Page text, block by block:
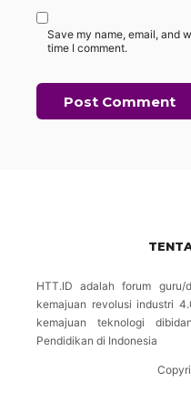
Save my name, email, and
time I comment.
HTT.ID adalah forum guru/
kemajuan revolusi industri
kemajuan teknologi
Pendidikan di Indonesia